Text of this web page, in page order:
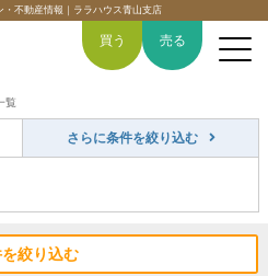
不動産情報｜ララハウス青山支店
買いたい
買う 売る
覧
さらに条件を絞り込む
絞り込む